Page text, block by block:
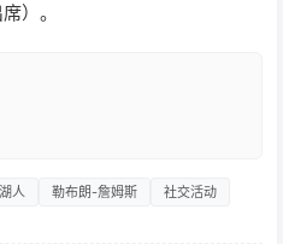
）。
人 勒布朗-詹姆斯 社交活动